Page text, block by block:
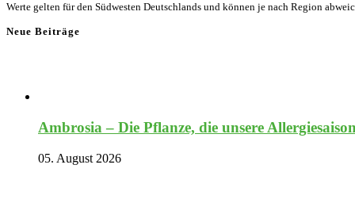
Werte gelten für den Südwesten Deutschlands und können je nach Region
Neue Beiträge
Ambrosia – Die Pflanze, die unsere
05. August 2026